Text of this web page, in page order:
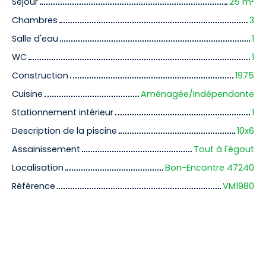
Chambres
3
Salle d'eau
1
WC
1
Construction
1975
Cuisine
Aménagée/Indépendante
Stationnement intérieur
1
Description de la piscine
10x6
Assainissement
Tout à l'égout
Localisation
Bon-Encontre 47240
Référence
VM1980